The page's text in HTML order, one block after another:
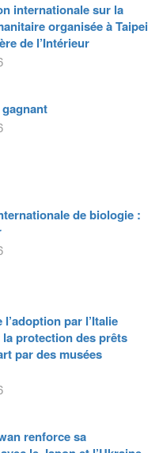
internationale sur la
organisée à Taipei
de l’Intérieur
de biologie :
l’adoption par l’Italie
la protection des prêts
par des musées
renforce sa